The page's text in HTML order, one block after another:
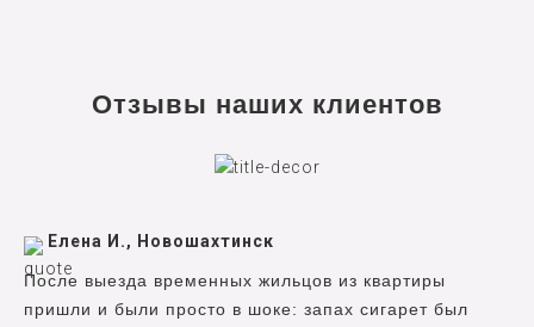
Отзывы наших клиентов
Елена И., Новошахтинск
После выезда временных жильцов из квартиры
пришли и были просто в шоке: запах сигарет был